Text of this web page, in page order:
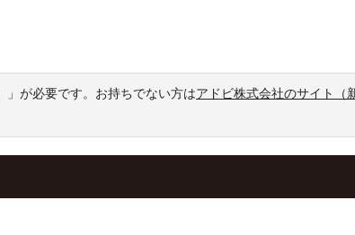
が必要です。お持ちでない方はアドビ株式会社のサイト（